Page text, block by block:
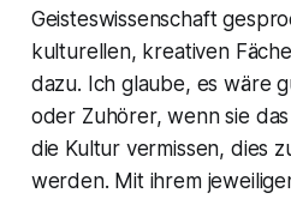
Geisteswissenschaft
kulturellen, kreativen
dazu. Ich glaube, es wäre
oder Zuhörer, wenn sie
die Kultur vermissen, dies
werden. Mit ihrem